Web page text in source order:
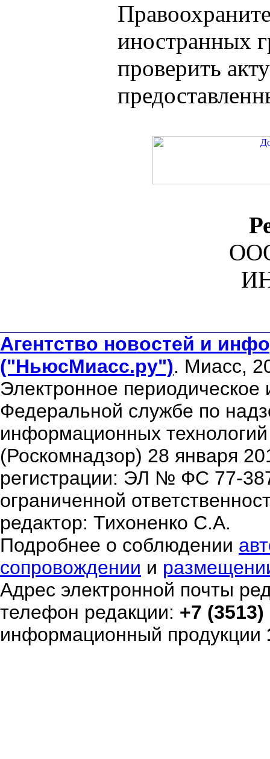
иностранных
проверить
Агентство новостей и
("НьюсМиасс.ру"). Миасс,
Электронное периодическое
Федеральной службе по
информационных
(Роскомнадзор) 28 января
регистрации: ЭЛ № ФС 77-
ограниченной
редактор: Тихоненко С.А.
Подробнее о соблюдении
сопровождении и
Адрес электронной почты
телефон редакции: +7
информационный продукции